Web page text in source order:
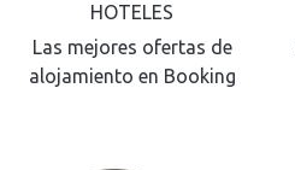
HOTELES
Las mejores ofertas de
alojamiento en Booking